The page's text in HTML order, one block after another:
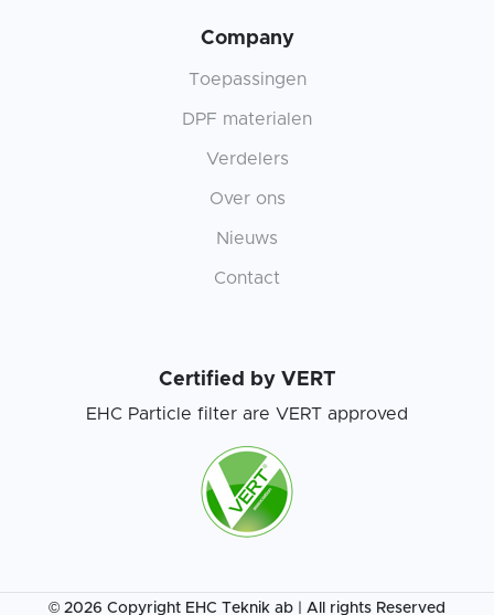
Company
Toepassingen
DPF materialen
Verdelers
Over ons
Nieuws
Contact
Certified by VERT
EHC Particle filter are VERT approved
© 2026 Copyright EHC Teknik ab | All rights Reserved